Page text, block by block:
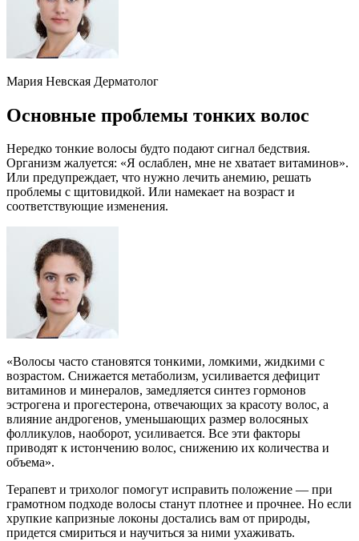
Мария Невская Дерматолог
Основные проблемы тонких волос
Нередко тонкие волосы будто подают сигнал бедствия.
Организм жалуется: «Я ослаблен, мне не хватает витаминов».
Или предупреждает, что нужно лечить анемию, решать
проблемы с щитовидкой. Или намекает на возраст и
соответствующие изменения.
«Волосы часто становятся тонкими, ломкими, жидкими с
возрастом. Снижается метаболизм, усиливается дефицит
витаминов и минералов, замедляется синтез гормонов
эстрогена и прогестерона, отвечающих за красоту волос, а
влияние андрогенов, уменьшающих размер волосяных
фолликулов, наоборот, усиливается. Все эти факторы
приводят к истончению волос, снижению их количества и
объема».
Терапевт и трихолог помогут исправить положение — при
грамотном подходе волосы станут плотнее и прочнее. Но если
хрупкие капризные локоны достались вам от природы,
придется смириться и научиться за ними ухаживать.